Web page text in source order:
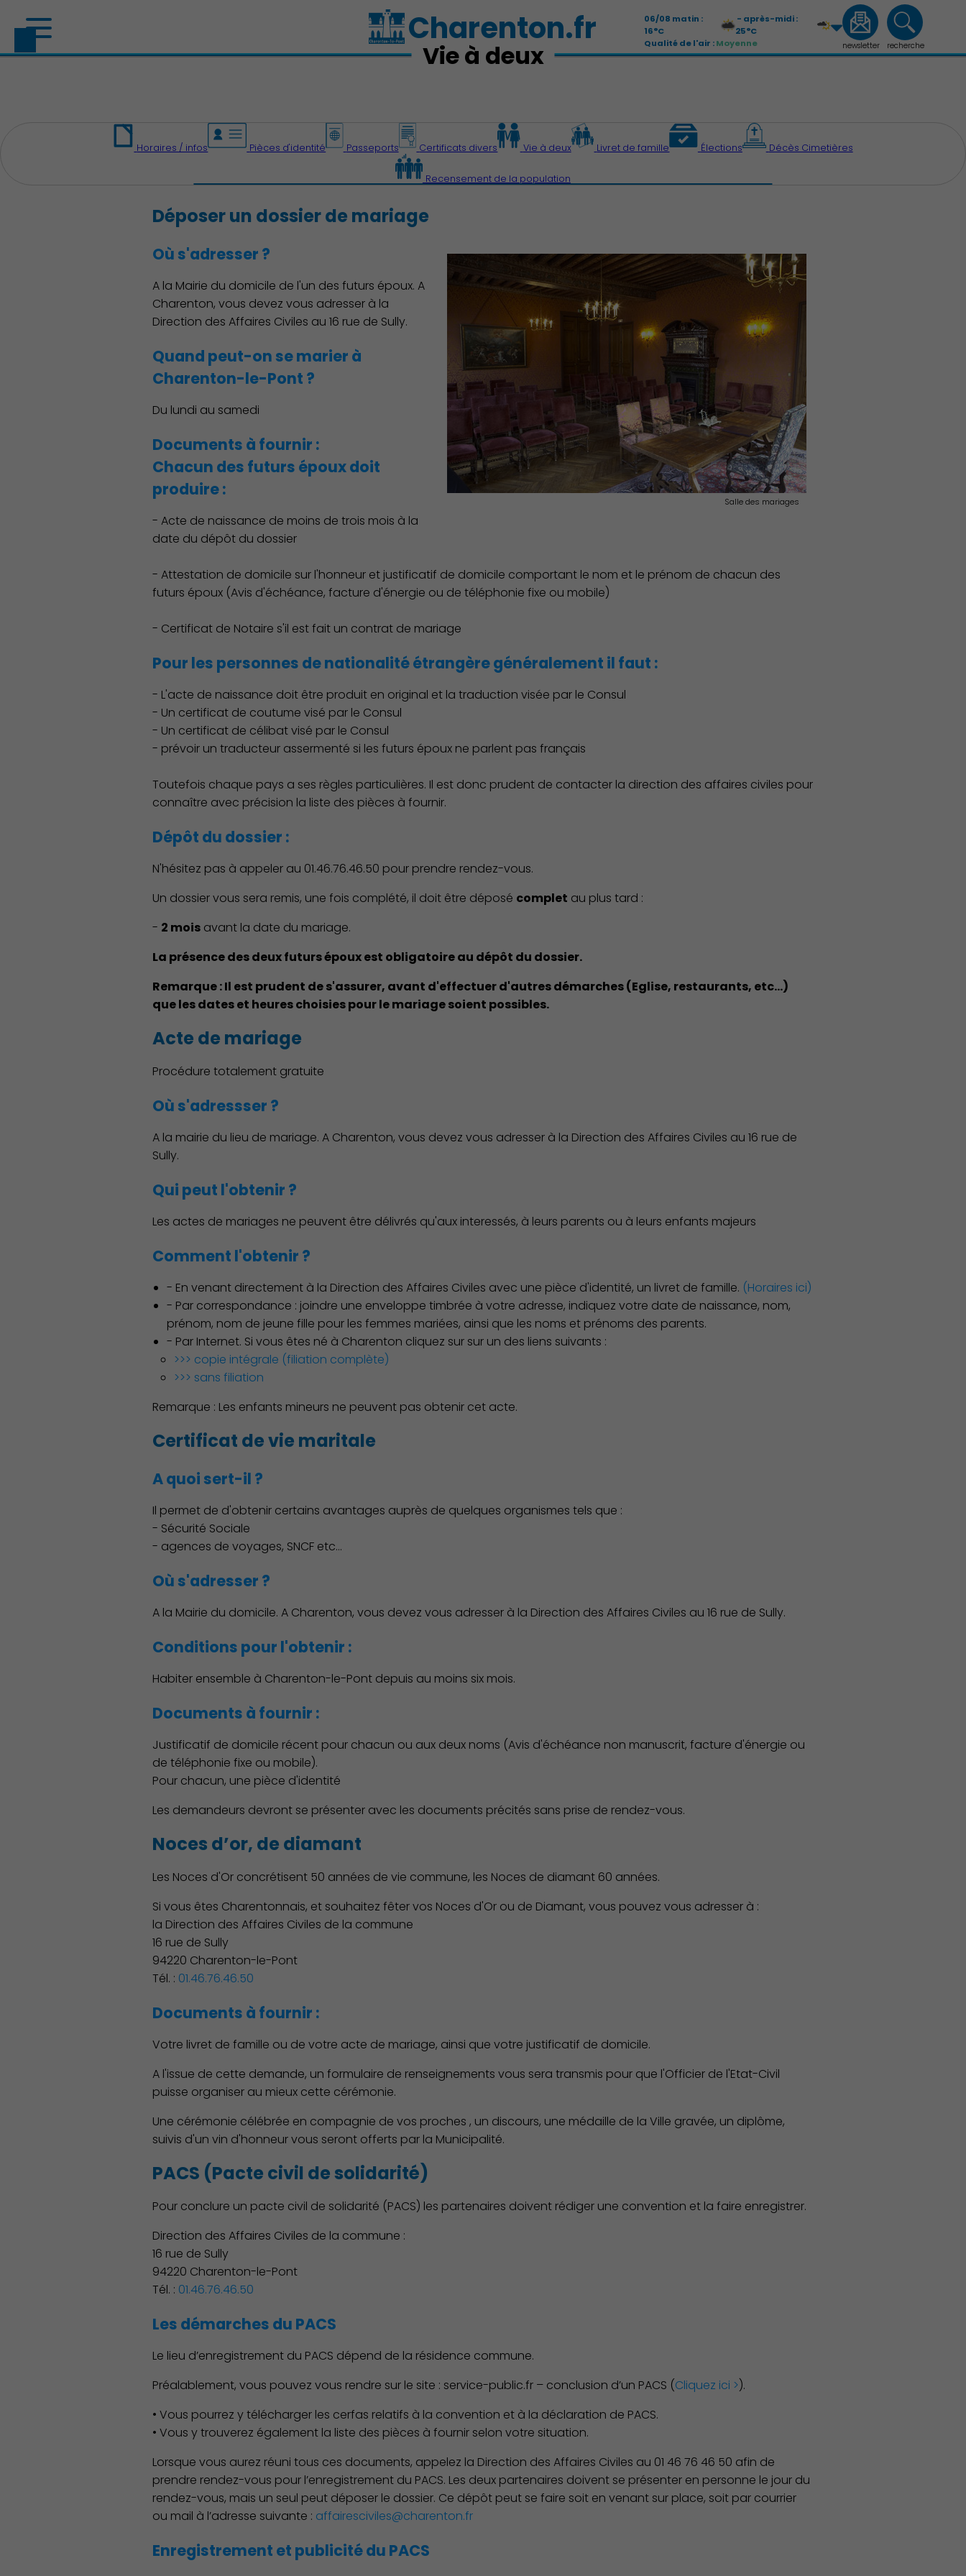
Découvrir Charenton
Démocratie locale
Action Sociale Solidarité
Environnement cadre de vie
Charenton.fr
06/08 matin :
16°C
- après-midi :
25°C
Qualité de l'air :Moyenne
newsletter recherche
Vie à deux
Horaires / infos Pièces d'identité Passeports Certificats divers Vie à deux Livret de famille Élections Décès Cimetières
Recensement de la population
Déposer un dossier de mariage
Salle des mariages
Où s'adresser ?
A la Mairie du domicile de l'un des futurs époux. A
Charenton, vous devez vous adresser à la
Direction des Affaires Civiles au 16 rue de Sully.
Quand peut-on se marier à
Charenton-le-Pont ?
Du lundi au samedi
Documents à fournir :
Chacun des futurs époux doit
produire :
- Acte de naissance de moins de trois mois à la
date du dépôt du dossier
- Attestation de domicile sur l'honneur et justificatif de domicile comportant le nom et le prénom de chacun des
futurs époux (Avis d'échéance, facture d'énergie ou de téléphonie fixe ou mobile)
- Certificat de Notaire s'il est fait un contrat de mariage
Pour les personnes de nationalité étrangère généralement il faut :
- L'acte de naissance doit être produit en original et la traduction visée par le Consul
- Un certificat de coutume visé par le Consul
- Un certificat de célibat visé par le Consul
- prévoir un traducteur assermenté si les futurs époux ne parlent pas français
Toutefois chaque pays a ses règles particulières. Il est donc prudent de contacter la direction des affaires civiles pour
connaître avec précision la liste des pièces à fournir.
Dépôt du dossier :
N'hésitez pas à appeler au 01.46.76.46.50 pour prendre rendez-vous.
Un dossier vous sera remis, une fois complété, il doit être déposé complet au plus tard :
- 2 moisavant la date du mariage.
La présence des deux futurs époux est obligatoire au dépôt du dossier.
Remarque : Il est prudent de s'assurer, avant d'effectuer d'autres démarches (Eglise, restaurants, etc…)
que les dates et heures choisies pour le mariage soient possibles.
Acte de mariage
Procédure totalement gratuite
Où s'adressser ?
A la mairie du lieu de mariage. A Charenton, vous devez vous adresser à la Direction des Affaires Civiles au 16 rue de
Sully.
Qui peut l'obtenir ?
Les actes de mariages ne peuvent être délivrés qu'aux interessés, à leurs parents ou à leurs enfants majeurs
Comment l'obtenir ?
- En venant directement à la Direction des Affaires Civiles avec une pièce d'identité, un livret de famille. (Horaires ici)
- Par correspondance : joindre une enveloppe timbrée à votre adresse, indiquez votre date de naissance, nom,
prénom, nom de jeune fille pour les femmes mariées, ainsi que les noms et prénoms des parents.
- Par Internet. Si vous êtes né à Charenton cliquez sur sur un des liens suivants :
>>> copie intégrale (filiation complète)
>>> sans filiation
Remarque : Les enfants mineurs ne peuvent pas obtenir cet acte.
Certificat de vie maritale
A quoi sert-il ?
Il permet de d'obtenir certains avantages auprès de quelques organismes tels que :
- Sécurité Sociale
- agences de voyages, SNCF etc…
Où s'adresser ?
A la Mairie du domicile. A Charenton, vous devez vous adresser à la Direction des Affaires Civiles au 16 rue de Sully.
Conditions pour l'obtenir :
Habiter ensemble à Charenton-le-Pont depuis au moins six mois.
Documents à fournir :
Justificatif de domicile récent pour chacun ou aux deux noms (Avis d'échéance non manuscrit, facture d'énergie ou
de téléphonie fixe ou mobile).
Pour chacun, une pièce d'identité
Les demandeurs devront se présenter avec les documents précités sans prise de rendez-vous.
Noces d’or, de diamant
Les Noces d'Or concrétisent 50 années de vie commune, les Noces de diamant 60 années.
Si vous êtes Charentonnais, et souhaitez fêter vos Noces d'Or ou de Diamant, vous pouvez vous adresser à :
la Direction des Affaires Civiles de la commune
16 rue de Sully
94220 Charenton-le-Pont
Tél. : 01.46.76.46.50
Documents à fournir :
Votre livret de famille ou de votre acte de mariage, ainsi que votre justificatif de domicile.
A l'issue de cette demande, un formulaire de renseignements vous sera transmis pour que l'Officier de l'Etat-Civil
puisse organiser au mieux cette cérémonie.
Une cérémonie célébrée en compagnie de vos proches , un discours, une médaille de la Ville gravée, un diplôme,
suivis d'un vin d'honneur vous seront offerts par la Municipalité.
PACS (Pacte civil de solidarité)
Pour conclure un pacte civil de solidarité (PACS) les partenaires doivent rédiger une convention et la faire enregistrer.
Direction des Affaires Civiles de la commune :
16 rue de Sully
94220 Charenton-le-Pont
Tél. : 01.46.76.46.50
Les démarches du PACS
Le lieu d’enregistrement du PACS dépend de la résidence commune.
Préalablement, vous pouvez vous rendre sur le site : service-public.fr – conclusion d’un PACS (Cliquez ici >).
• Vous pourrez y télécharger les cerfas relatifs à la convention et à la déclaration de PACS.
• Vous y trouverez également la liste des pièces à fournir selon votre situation.
Lorsque vous aurez réuni tous ces documents, appelez la Direction des Affaires Civiles au 01 46 76 46 50 afin de
prendre rendez-vous pour l’enregistrement du PACS. Les deux partenaires doivent se présenter en personne le jour du
rendez-vous, mais un seul peut déposer le dossier. Ce dépôt peut se faire soit en venant sur place, soit par courrier
ou mail à l’adresse suivante : affairesciviles@charenton.fr
Enregistrement et publicité du PACS